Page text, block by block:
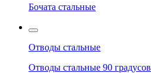
Бочата стальные
Отводы стальные
Отводы стальные 90 градусов